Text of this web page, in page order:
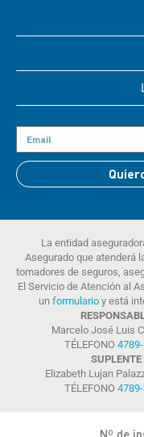
La entidad
Asegurado que atenderá
tomadores de seguros,
El Servicio de Atención al
un formulario y está
Marcelo José Luis
TÉLEFONO
SUPLENTE
Elizabeth Lujan
TÉLEFONO
Nº de